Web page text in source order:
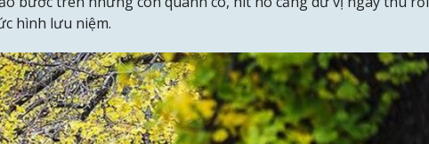
hình lưu niệm.